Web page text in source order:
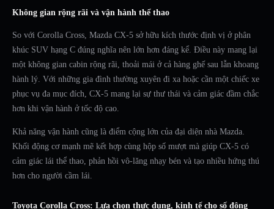
Không gian rộng rãi và vận hành thể thao
So với Corolla Cross, Mazda CX-5 sở hữu kích thước định vị ở phân
khúc SUV hạng C đúng nghĩa nên lớn hơn đáng kể. Điều này mang lại
một không gian cabin rộng rãi, thoải mái ở cả hàng ghế sau lẫn khoang
hành lý. Với những gia đình thường xuyên đi xa hoặc cần một chiếc xe
phục vụ đa mục đích, CX-5 mang lại sự thư thái và cảm giác đầm chắc
hơn khi vận hành ở tốc độ cao.
Khả năng vận hành cũng là điểm cộng lớn của đại diện nhà Mazda.
Khối động cơ mạnh mẽ kết hợp cùng hộp số mượt mà giúp CX-5 có
cảm giác lái thể thao, phản hồi vô-lăng nhạy bén và tạo nhiều hứng thú
hơn cho người cầm lái.
Toyota Corolla Cross: Lựa chọn thực dụng, kinh tế cho số đông